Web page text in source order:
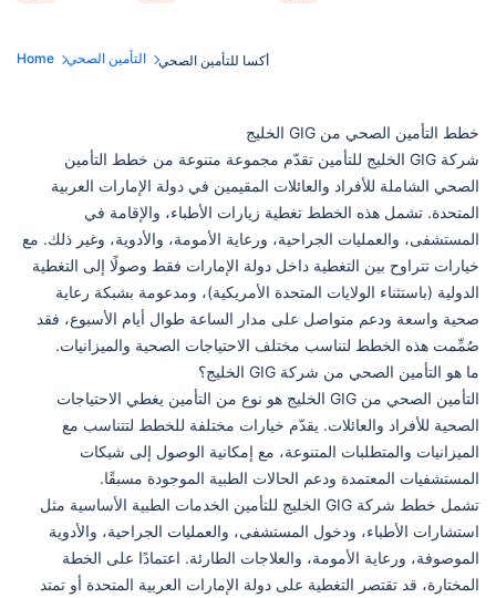
Home التأمين الصحي أكسا للتأمين الصحي
خطط التأمين الصحي من GIG الخليج
شركة GIG الخليج للتأمين تقدّم مجموعة متنوعة من خطط التأمين
الصحي الشاملة للأفراد والعائلات المقيمين في دولة الإمارات العربية
المتحدة. تشمل هذه الخطط تغطية زيارات الأطباء، والإقامة في
المستشفى، والعمليات الجراحية، ورعاية الأمومة، والأدوية، وغير ذلك. مع
خيارات تتراوح بين التغطية داخل دولة الإمارات فقط وصولًا إلى التغطية
الدولية (باستثناء الولايات المتحدة الأمريكية)، ومدعومة بشبكة رعاية
صحية واسعة ودعم متواصل على مدار الساعة طوال أيام الأسبوع، فقد
صُمِّمت هذه الخطط لتناسب مختلف الاحتياجات الصحية والميزانيات.
ما هو التأمين الصحي من شركة GIG الخليج؟
التأمين الصحي من GIG الخليج هو نوع من التأمين يغطي الاحتياجات
الصحية للأفراد والعائلات. يقدّم خيارات مختلفة للخطط لتتناسب مع
الميزانيات والمتطلبات المتنوعة، مع إمكانية الوصول إلى شبكات
المستشفيات المعتمدة ودعم الحالات الطبية الموجودة مسبقًا.
تشمل خطط شركة GIG الخليج للتأمين الخدمات الطبية الأساسية مثل
استشارات الأطباء، ودخول المستشفى، والعمليات الجراحية، والأدوية
الموصوفة، ورعاية الأمومة، والعلاجات الطارئة. اعتمادًا على الخطة
المختارة، قد تقتصر التغطية على دولة الإمارات العربية المتحدة أو تمتد